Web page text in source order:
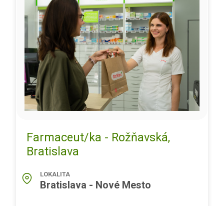
Farmaceut/ka - Rožňavská,
Bratislava
LOKALITA
Bratislava - Nové Mesto